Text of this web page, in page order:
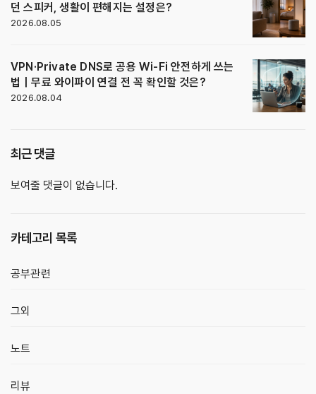
던 스피커, 생활이 편해지는 설정은?
2026.08.05
VPN·Private DNS로 공용 Wi-Fi 안전하게 쓰는
법｜무료 와이파이 연결 전 꼭 확인할 것은?
2026.08.04
최근 댓글
보여줄 댓글이 없습니다.
카테고리 목록
공부관련
그외
노트
리뷰